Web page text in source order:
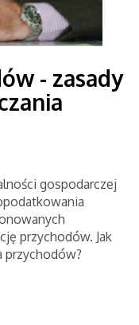
- zasady
gospodarczej
przychodów. Jak
przychodów?